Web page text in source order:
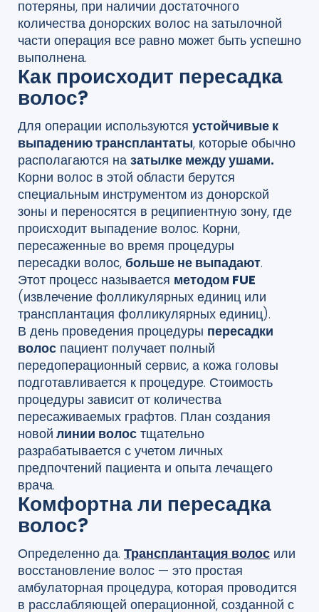
потеряны, при наличии достаточного
количества донорских волос на затылочной
части операция все равно может быть успешно
выполнена.
Как происходит пересадка
волос?
Для операции используются устойчивые к
выпадению трансплантаты, которые обычно
располагаются на затылке между ушами.
Корни волос в этой области берутся
специальным инструментом из донорской
зоны и переносятся в реципиентную зону, где
происходит выпадение волос. Корни,
пересаженные во время процедуры
пересадки волос, больше не выпадают.
Этот процесс называется методом FUE
(извлечение фолликулярных единиц или
трансплантация фолликулярных единиц).
В день проведения процедуры пересадки
волос пациент получает полный
передоперационный сервис, а кожа головы
подготавливается к процедуре. Стоимость
процедуры зависит от количества
пересаживаемых графтов. План создания
новой линии волос тщательно
разрабатывается с учетом личных
предпочтений пациента и опыта лечащего
врача.
Комфортна ли пересадка
волос?
Определенно да. Трансплантация волос или
восстановление волос — это простая
амбулаторная процедура, которая проводится
в расслабляющей операционной, созданной с